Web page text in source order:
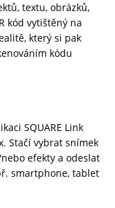
textu, obrázků,
kód vytištěný na
který si pak
kódu
SQUARE Link
Stačí vybrat snímek
efekty a odeslat
smartphone, tablet